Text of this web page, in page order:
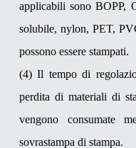
applicabili sono BOPP,
solubile, nylon, PET,
possono essere stampati.
(4) Il tempo di
perdita di materiali di
vengono consumate
sovrastampa di stampa.